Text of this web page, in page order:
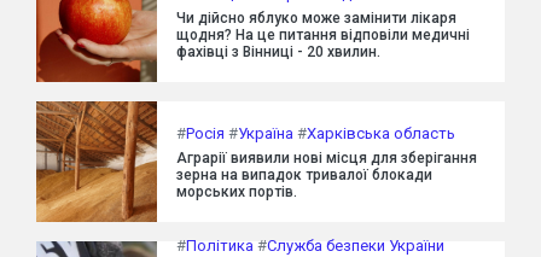
Чи дійсно яблуко може замінити лікаря
щодня? На це питання відповіли медичні
фахівці з Вінниці - 20 хвилин.
#Росія #Україна #Харківська область
Аграрії виявили нові місця для зберігання
зерна на випадок тривалої блокади
морських портів.
#Політика #Служба безпеки України